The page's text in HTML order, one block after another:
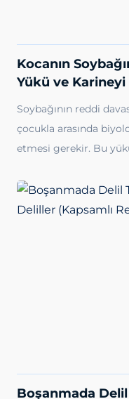
Kocanın
Yükü ve
Soybağının reddi
çocukla arasında
etmesi gerekir. Bu
Boşanmada